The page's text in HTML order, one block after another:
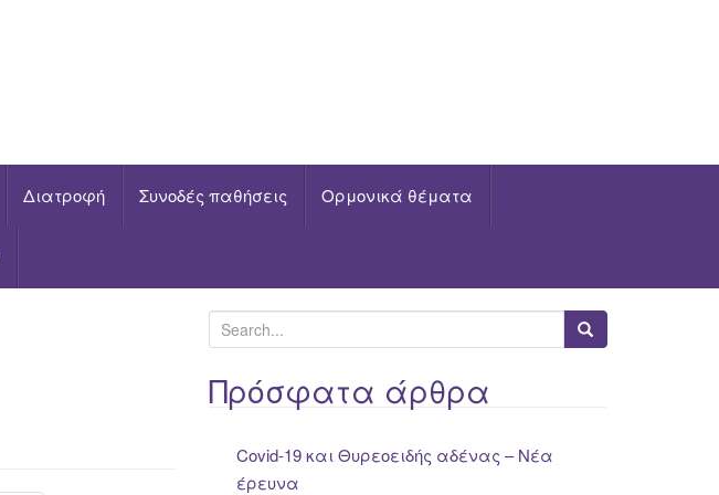
Διατροφή Συνοδές παθήσεις Ορμονικά θέματα
e
a
rΠρόσφατα άρθρα
Covid-19 και Θυρεοειδής αδένας – Νέα
έρευνα